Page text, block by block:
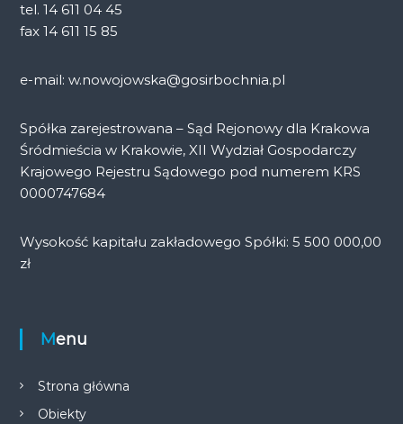
tel. 14 611 04 45
fax 14 611 15 85
e-mail: w.nowojowska@gosirbochnia.pl
Spółka zarejestrowana – Sąd Rejonowy dla Krakowa
Śródmieścia w Krakowie, XII Wydział Gospodarczy
Krajowego Rejestru Sądowego pod numerem KRS
0000747684
Wysokość kapitału zakładowego Spółki: 5 500 000,00
zł
Menu
Strona główna
Obiekty